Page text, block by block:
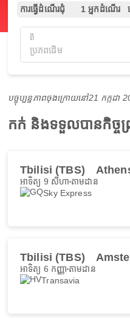
ការធ្វើដំណើរជុំ 1 អ្នកដំណើរ
ពី
បច្ចុប្បន្នភាពចុងក្រោយនៅ21 កក្កដា
កក់ និងទទួលបានកិច្ច
Tbilisi (TBS)
អាទិត្យ 9 សីហា តាមដាន
Sky Express
Tbilisi (TBS)
អាទិត្យ 6 កញ្ញា តាមដាន
Transavia